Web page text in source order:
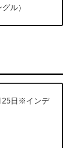
ル）
25日※インデ